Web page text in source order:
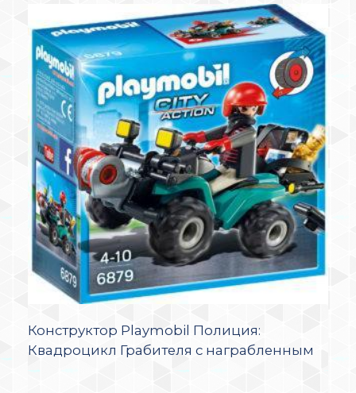
Конструктор Playmobil Полиция:
Квадроцикл Грабителя с награбленным